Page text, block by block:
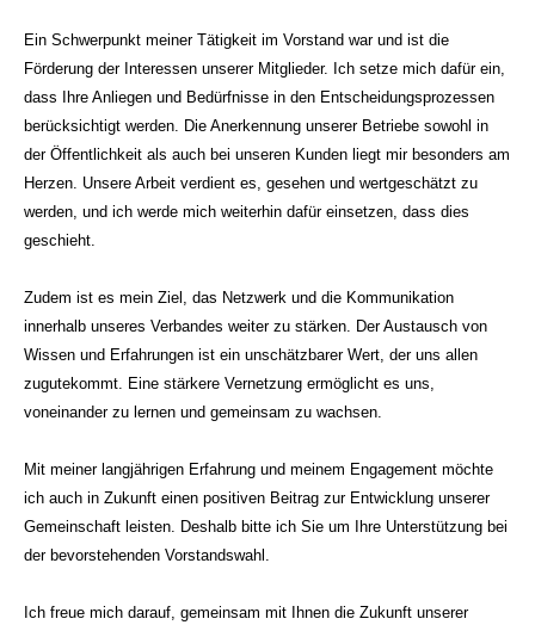
Ein Schwerpunkt meiner Tätigkeit im Vorstand war und ist die
Förderung der Interessen unserer Mitglieder. Ich setze mich dafür ein,
dass Ihre Anliegen und Bedürfnisse in den Entscheidungsprozessen
berücksichtigt werden. Die Anerkennung unserer Betriebe sowohl in
der Öffentlichkeit als auch bei unseren Kunden liegt mir besonders am
Herzen. Unsere Arbeit verdient es, gesehen und wertgeschätzt zu
werden, und ich werde mich weiterhin dafür einsetzen, dass dies
geschieht.
Zudem ist es mein Ziel, das Netzwerk und die Kommunikation
innerhalb unseres Verbandes weiter zu stärken. Der Austausch von
Wissen und Erfahrungen ist ein unschätzbarer Wert, der uns allen
zugutekommt. Eine stärkere Vernetzung ermöglicht es uns,
voneinander zu lernen und gemeinsam zu wachsen.
Mit meiner langjährigen Erfahrung und meinem Engagement möchte
ich auch in Zukunft einen positiven Beitrag zur Entwicklung unserer
Gemeinschaft leisten. Deshalb bitte ich Sie um Ihre Unterstützung bei
der bevorstehenden Vorstandswahl.
Ich freue mich darauf, gemeinsam mit Ihnen die Zukunft unserer